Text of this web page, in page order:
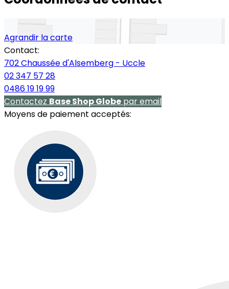
Agrandir la carte
Contact:
702 Chaussée d'Alsemberg - Uccle
02 347 57 28
0486 19 19 99
Contactez Base Shop Globe par email
Moyens de paiement acceptés: